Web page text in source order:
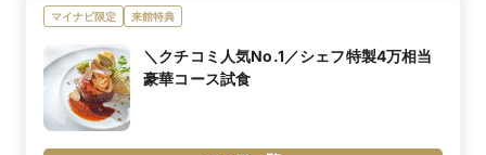
れるカップル様にも安心の＜花嫁ALL体験付＞BIGフェア！
ぜひお気軽にご参加ください♪
お席に限りがございますので、ご予約はぜひお早めに★
※「マイナビ限定特典」は、マイナビウエディング経由で会場の見
学・フェア参加予約やお問い合わせをしていただいた場合にのみ適
用されます。
内容詳細
をプレゼント♪
【AMフェア】では模擬挙式や入場体験も叶う☆*
挙式のあとはエリア最大級の大階段にて、バルーンリリース体験も
♪
ぜひお得なフェアへご参加ください♪
マイナビ限定 来館特典
＼クチコミ人気No.1／シェフ特製4万相当
豪華コース試食